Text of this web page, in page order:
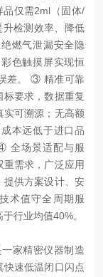
仅需2ml（固体/
检测效率、降低
燃气泄漏安全隐
色触摸屏实现恒
差。 ③ 精准可靠
要求，数据重复
实可溯源；无高额
本远低于进口品
全场景适配与服
重需求，广泛应用
提供方案设计、安
术值守全周期服
行业均值40%。
家精密仪器制造
快速低温闭口闪点